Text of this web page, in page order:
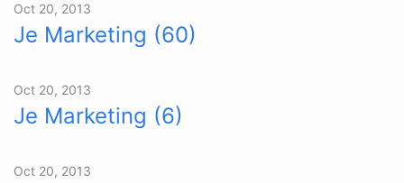
Oct 20, 2013
Je Marketing (60)
Oct 20, 2013
Je Marketing (6)
Oct 20, 2013